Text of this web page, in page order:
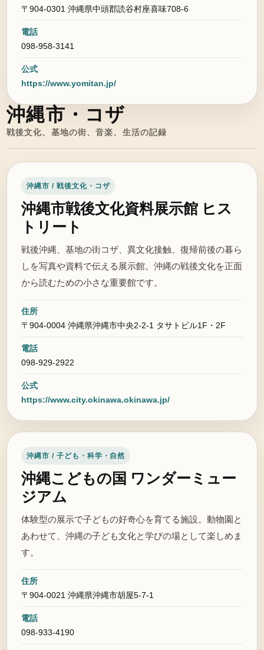
〒904-0301 沖縄県中頭郡読谷村座喜味708-6
電話
098-958-3141
公式
https://www.yomitan.jp/
沖縄市・コザ
戦後文化、基地の街、音楽、生活の記録
沖縄市 / 戦後文化・コザ
沖縄市戦後文化資料展示館 ヒス
トリート
戦後沖縄、基地の街コザ、異文化接触、復帰前後の暮ら
しを写真や資料で伝える展示館。沖縄の戦後文化を正面
から読むための小さな重要館です。
住所
〒904-0004 沖縄県沖縄市中央2-2-1 タサトビル1F・2F
電話
098-929-2922
公式
https://www.city.okinawa.okinawa.jp/
沖縄市 / 子ども・科学・自然
沖縄こどもの国 ワンダーミュー
ジアム
体験型の展示で子どもの好奇心を育てる施設。動物園と
あわせて、沖縄の子ども文化と学びの場として楽しめま
す。
住所
〒904-0021 沖縄県沖縄市胡屋5-7-1
電話
098-933-4190